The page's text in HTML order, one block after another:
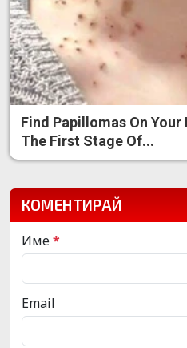
Find Papillomas On
The First Stage Of...
КОМЕНТИРАЙ
Име*
Email